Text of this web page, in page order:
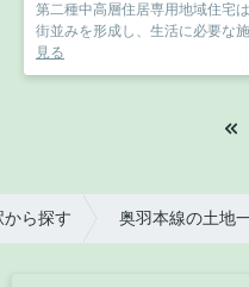
第二種中高層住居専用地域住宅
街並みを形成し、生活に必要な
見る
ら探す 奥羽本線の土地